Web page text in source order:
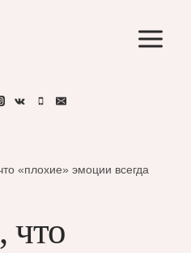
«плохие» эмоции всегда
что